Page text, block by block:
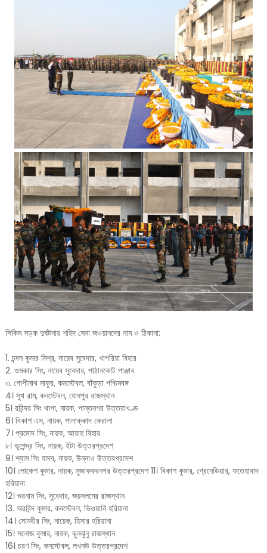
সিকিম সড়ক দুর্ঘটনায় শহিদ সেনা জওয়ানদের নাম ও ঠিকানা:
1. চন্দন কুমার মিশ্র, নায়েব সুবেদার, খাগরিয়া বিহার
2. ওমকার সিং, নায়েব সুবেদার, পাঠানকোট পাঞ্জাব
৩. গোপীনাথ মাকুর, কনস্টেবল, বাঁকুড়া পশ্চিমবঙ্গ
4। সুখ রাম, কনস্টেবল, যোধপুর রাজস্থান
5। রবিন্দর সিং থাপা, নায়ক, পান্তনগর উত্তরাখণ্ড
6। বিকাশ এস, নায়ক, পালাক্কাদ কেরালা
7। প্রমোদ সিং, নায়ক, আরাহ বিহার
৮। ভূপেন্দ্র সিং, নায়ক, ইটা উত্তরপ্রদেশ
9। শ্যাম সিং যাদব, নায়ক, উন্নাও উত্তরপ্রদেশ
10। লোকেশ কুমার, নায়ক, মুজাফফরনগর উত্তরপ্রদেশ 11। বিকাশ কুমার, গ্রেনেডিয়ার, ফতেহাবাদ
হরিয়ানা
12। গুরনাম সিং, সুবেদার, জয়সলমের রাজস্থান
13. অরবিন্দ কুমার, কনস্টেবল, ভিওয়ানি হরিয়ানা
14। সোমবীর সিং, নায়েক, হিসার হরিয়ানা
15। সনোজ কুমার, নায়ক, ঝুনঝুনু রাজস্থান
16। চরণ সিং, কনস্টেবল, লখনউ উত্তরপ্রদেশ